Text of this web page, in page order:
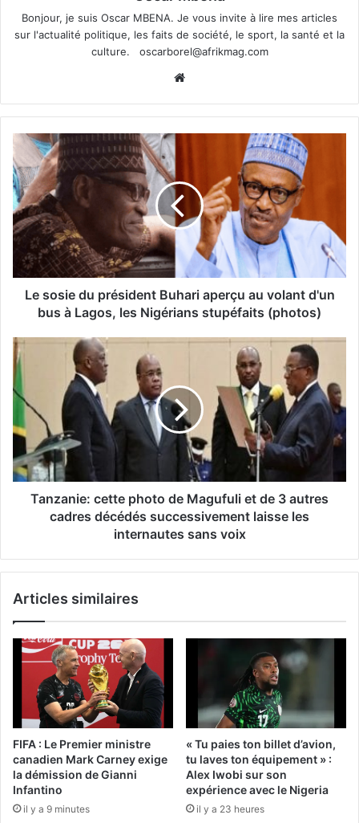
Bonjour, je suis Oscar MBENA. Je vous invite à lire mes articles
sur l'actualité politique, les faits de société, le sport, la santé et la
culture. oscarborel@afrikmag.com
Le sosie du président Buhari aperçu au volant d'un
bus à Lagos, les Nigérians stupéfaits (photos)
Tanzanie: cette photo de Magufuli et de 3 autres
cadres décédés successivement laisse les
internautes sans voix
Articles similaires
FIFA : Le Premier ministre
canadien Mark Carney exige
la démission de Gianni
Infantino
il y a 9 minutes
« Tu paies ton billet d’avion,
tu laves ton équipement » :
Alex Iwobi sur son
expérience avec le Nigeria
il y a 23 heures